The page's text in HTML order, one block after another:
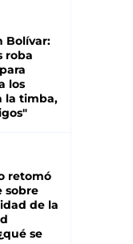
Bolívar:
roba
los
la timba,
retomó
sobre
de la
se